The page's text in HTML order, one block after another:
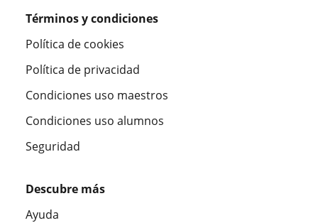
Términos y condiciones
Política de cookies
Política de privacidad
Condiciones uso maestros
Condiciones uso alumnos
Seguridad
Descubre más
Ayuda